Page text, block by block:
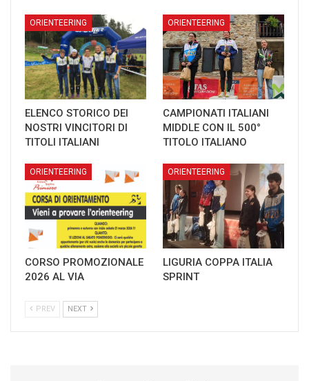
ORIENTEERING
ELENCO STORICO DEI
NOSTRI VINCITORI DI
TITOLI ITALIANI
ORIENTEERING
CAMPIONATI ITALIANI
MIDDLE CON IL 500°
TITOLO ITALIANO
ORIENTEERING
CORSO PROMOZIONALE
2026 AL VIA
ORIENTEERING
LIGURIA COPPA ITALIA
SPRINT
PREV NEXT